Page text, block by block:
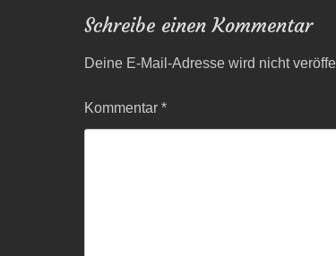
Schreibe einen Kommentar
Deine E-Mail-Adresse wird nicht
Kommentar*